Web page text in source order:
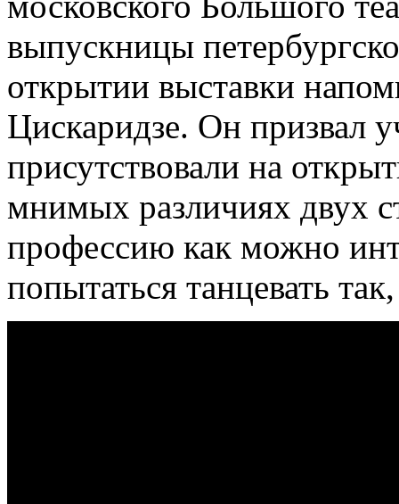
выпускницы
открытии выставки
Цискаридзе. Он призвал
присутствовали на
мнимых различиях двух
профессию как можно
попытаться танцевать